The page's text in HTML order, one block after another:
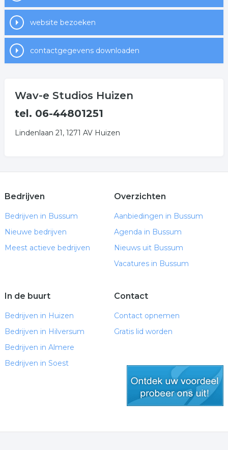
website bezoeken
contactgegevens downloaden
Wav-e Studios Huizen
tel. 06-44801251
Lindenlaan 21, 1271 AV Huizen
Bedrijven
Bedrijven in Bussum
Nieuwe bedrijven
Meest actieve bedrijven
Overzichten
Aanbiedingen in Bussum
Agenda in Bussum
Nieuws uit Bussum
Vacatures in Bussum
In de buurt
Bedrijven in Huizen
Bedrijven in Hilversum
Bedrijven in Almere
Bedrijven in Soest
Contact
Contact opnemen
Gratis lid worden